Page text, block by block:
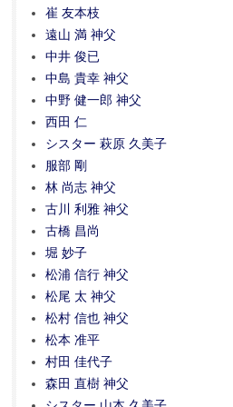
崔 友本枝
遠山 満 神父
中井 俊已
中島 貴幸 神父
中野 健一郎 神父
西田 仁
シスター 萩原 久美子
服部 剛
林 尚志 神父
古川 利雅 神父
古橋 昌尚
堀 妙子
松浦 信行 神父
松尾 太 神父
松村 信也 神父
松本 准平
村田 佳代子
森田 直樹 神父